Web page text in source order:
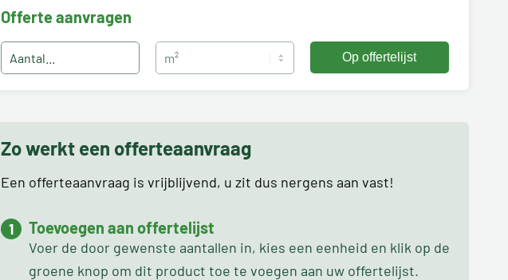
Offerte aanvragen
Zo werkt een offerteaanvraag
Een offerteaanvraag is vrijblijvend, u zit dus nergens aan vast!
Toevoegen aan offertelijst
Voer de door gewenste aantallen in, kies een eenheid en klik op de
groene knop om dit product toe te voegen aan uw offertelijst.